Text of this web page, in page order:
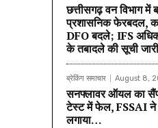
छत्तीसगढ़ वन विभाग में
प्रशासनिक फेरबदल,
DFO बदले; IFS
के तबादले की सूची जारी
ब्रेकिंग समाचार August 8,
सनफ्लावर ऑयल का
टेस्ट में फेल, FSSAI ने
लगाया…